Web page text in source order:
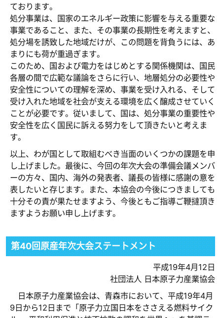
ております。
処分事業は、国家のエネルギー政策に影響を与える重要な
事業であること、また、その事業の長期性を考えますと、
処分場を誘致した地域だけが、この問題を背負うには、あ
まりにも荷が重過ぎます。
このため、国および電力をはじめとする関係機関は、国民
各層の間で広範な議論をさらに行い、地層処分の必要性や
安全性についての理解を深め、事業を受け入れる、そして
受け入れた地域を社会が支える環境を広く醸成させていく
ことが必要です。従いまして、国は、処分事業の重要性や
安全性を広く国民に訴える努力をして頂きたいと考えま
す。
以上、わが国として取組むべき当面のいくつかの課題を申
し上げました。最後に、今回の年次大会の準備会議メンバ
ーの方々、国内、海外の発表者、議長の皆様に感謝の意を
表したいと存じます。また、本協会の今後につきましても
十分その責が果たせますよう、今後ともご指導ご鞭撻頂き
ますようお願い申し上げます。
第40回原産年次大会ステートメント
平成19年4月12日
社団法人 日本原子力産業協会
日本原子力産業協会は、青森市において、平成19年4月
9日から12日まで「原子力立国日本をささえる燃料サイク